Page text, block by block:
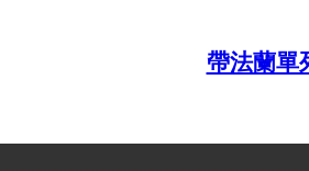
帶法蘭單